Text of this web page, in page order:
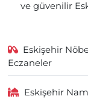
ve güvenilir
Eskişehir
Eczaneler
Eskişehir